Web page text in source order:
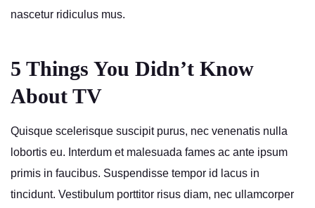
nascetur ridiculus mus.
5 Things You Didn’t Know
About TV
Quisque scelerisque suscipit purus, nec venenatis nulla
lobortis eu. Interdum et malesuada fames ac ante ipsum
primis in faucibus. Suspendisse tempor id lacus in
tincidunt. Vestibulum porttitor risus diam, nec ullamcorper